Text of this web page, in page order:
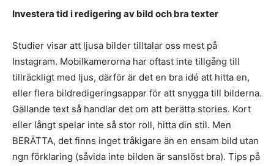
Investera tid i redigering av bild och bra texter
Studier visar att ljusa bilder tilltalar oss mest på
Instagram. Mobilkamerorna har oftast inte tillgång till
tillräckligt med ljus, därför är det en bra idé att hitta en,
eller flera bildredigeringsappar för att snygga till bilderna.
Gällande text så handlar det om att berätta stories. Kort
eller långt spelar inte så stor roll, hitta din stil. Men
BERÄTTA, det finns inget tråkigare än en ensam bild utan
ngn förklaring (såvida inte bilden är sanslöst bra). Tips på